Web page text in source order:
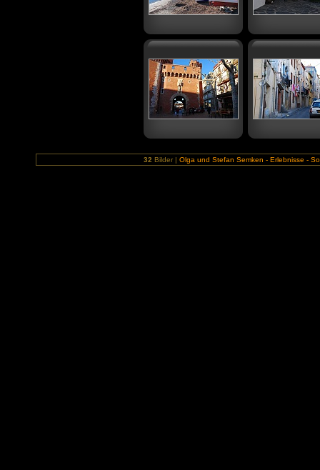
32 Bilder | Olga und Stefan Semken - Erlebnisse -